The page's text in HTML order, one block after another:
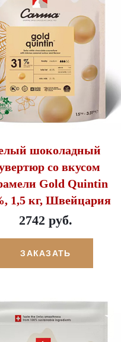
шоколадный
со вкусом
Gold Quintin
1,5 кг, Швейцария
2742 руб.
ЗАКАЗАТЬ